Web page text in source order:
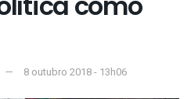
8 outubro 2018 - 13h06